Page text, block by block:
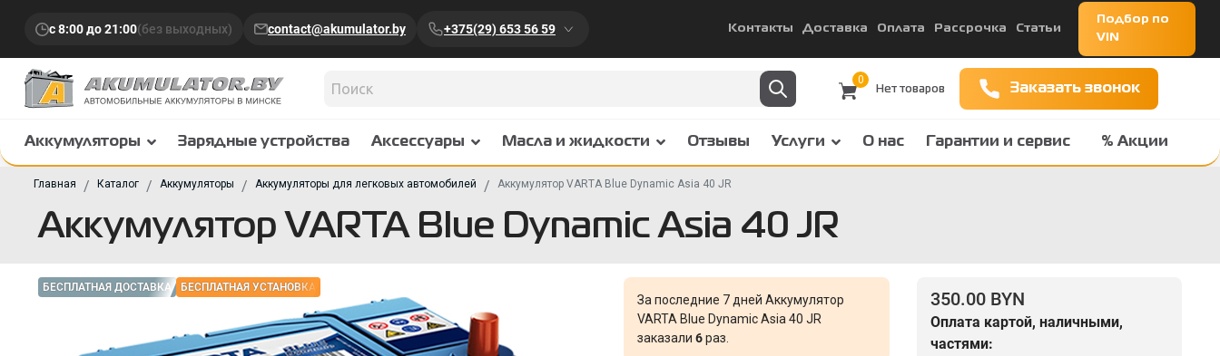
с 8:00 до 21:00(без выходных) contact@akumulator.by +375(29) 653 56 59 Контакты Доставка Оплата Рассрочка Статьи
Подбор по
VIN
0
Заказать звонок
Аккумуляторы Зарядные устройства Аксессуары Масла и жидкости Отзывы Услуги О нас Гарантии и сервис % Акции
Главная Каталог Аккумуляторы Аккумуляторы для легковых автомобилей Аккумулятор VARTA Blue Dynamic Asia 40 JR
Аккумулятор VARTA Blue Dynamic Asia 40 JR
БЕСПЛАТНАЯ ДОСТАВКА БЕСПЛАТНАЯ УСТАНОВКА
За последние 7 дней Аккумулятор
VARTA Blue Dynamic Asia 40 JR
заказали 6раз.
350.00 BYN
Оплата картой, наличными,
частями: